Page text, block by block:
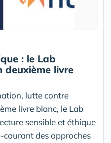
: le Lab
deuxième livre
lutte contre
livre blanc, le Lab
sensible et éthique
courant des approches